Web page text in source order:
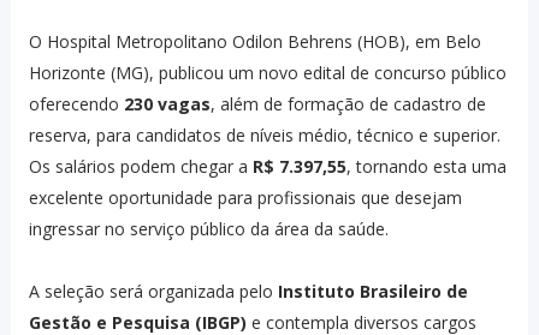
O Hospital Metropolitano Odilon Behrens (HOB), em Belo
Horizonte (MG), publicou um novo edital de concurso público
oferecendo 230 vagas, além de formação de cadastro de
reserva, para candidatos de níveis médio, técnico e superior.
Os salários podem chegar a R$ 7.397,55, tornando esta uma
excelente oportunidade para profissionais que desejam
ingressar no serviço público da área da saúde.
A seleção será organizada pelo Instituto Brasileiro de
Gestão e Pesquisa (IBGP) e contempla diversos cargos